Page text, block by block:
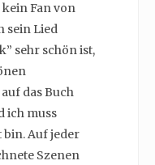
kein Fan von
sein Lied
sehr schön ist,
das Buch
ich muss
bin. Auf jeder
Szenen